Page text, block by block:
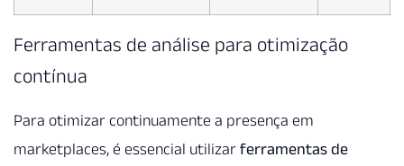
Ferramentas de análise para otimização
contínua
Para otimizar continuamente a presença em
marketplaces, é essencial utilizar ferramentas de